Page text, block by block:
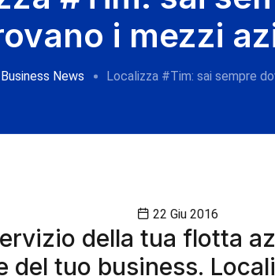
i mezzi
News Localizza #Tim: sai sempre
22 Giu 2016
della tua flotta
del tuo business.